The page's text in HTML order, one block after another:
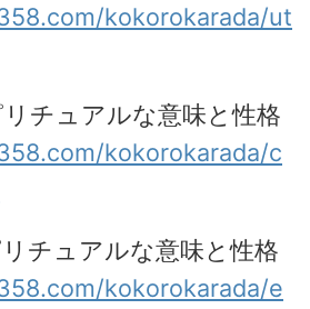
kokorokarada/ut
チュアルな意味と性格
kokorokarada/c
チュアルな意味と性格
kokorokarada/e